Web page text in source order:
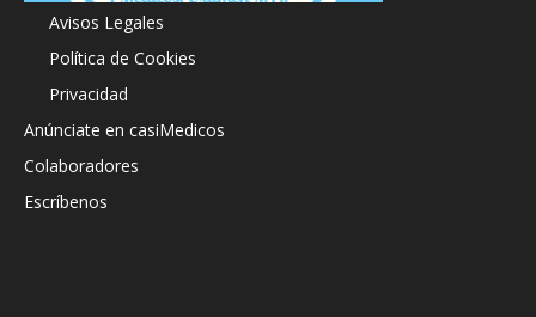
Avisos Legales
Política de Cookies
Privacidad
Anúnciate en casiMedicos
Colaboradores
Escríbenos